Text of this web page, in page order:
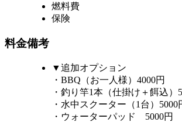
燃料費
保険
料金備考
▼追加オプション
・BBQ（お一人様）4000円
・釣り竿1本（仕掛け＋餌込）
・水中スクーター（1台）
・ウォーターパッド 5000円